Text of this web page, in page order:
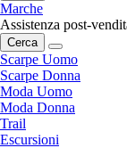
Marche
Assistenza post-
Cerca
Scarpe Uomo
Scarpe Donna
Moda Uomo
Moda Donna
Trail
Escursioni